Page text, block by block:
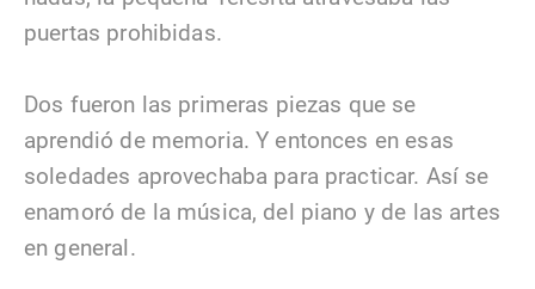
puertas prohibidas.
Dos fueron las primeras piezas que se
aprendió de memoria. Y entonces en esas
soledades aprovechaba para practicar. Así se
enamoró de la música, del piano y de las artes
en general.